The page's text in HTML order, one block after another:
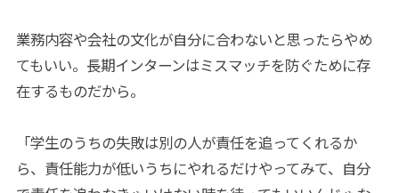
業務内容や会社の文化が自分に合わないと思ったらやめ
てもいい。長期インターンはミスマッチを防ぐために存
在するものだから。
「学生のうちの失敗は別の人が責任を追ってくれるか
ら、責任能力が低いうちにやれるだけやってみて、自分